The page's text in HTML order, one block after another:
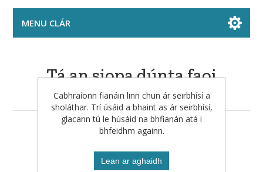
MENU CLÁR
Tá an siopa dúnta faoi
láthair
Seiceáil arís ar ball le do thoil.
Cabhraíonn fianáin linn chun ár seirbhísí a
sholáthar. Trí úsáid a bhaint as ár seirbhísí,
glacann tú le húsáid na bhfianán atá i
bhfeidhm againn.
Lean ar aghaidh